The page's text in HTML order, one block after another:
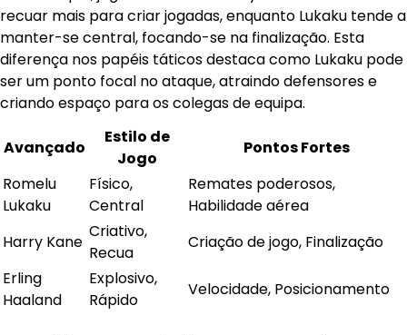
recuar mais para criar jogadas, enquanto Lukaku tende a
manter-se central, focando-se na finalização. Esta
diferença nos papéis táticos destaca como Lukaku pode
ser um ponto focal no ataque, atraindo defensores e
criando espaço para os colegas de equipa.
Avançado
Estilo de
Jogo
Pontos Fortes
Romelu
Lukaku
Físico,
Central
Remates poderosos,
Habilidade aérea
Harry Kane
Criativo,
Recua
Criação de jogo, Finalização
Erling
Haaland
Explosivo,
Rápido
Velocidade, Posicionamento